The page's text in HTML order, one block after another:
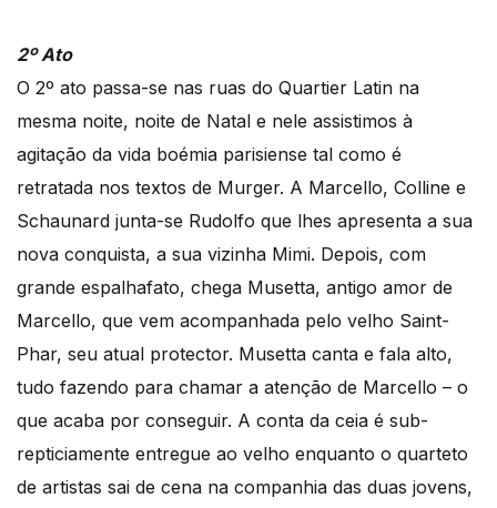
2º Ato
O 2º ato passa-se nas ruas do Quartier Latin na
mesma noite, noite de Natal e nele assistimos à
agitação da vida boémia parisiense tal como é
retratada nos textos de Murger. A Marcello, Colline e
Schaunard junta-se Rudolfo que lhes apresenta a sua
nova conquista, a sua vizinha Mimi. Depois, com
grande espalhafato, chega Musetta, antigo amor de
Marcello, que vem acompanhada pelo velho Saint-
Phar, seu atual protector. Musetta canta e fala alto,
tudo fazendo para chamar a atenção de Marcello – o
que acaba por conseguir. A conta da ceia é sub-
repticiamente entregue ao velho enquanto o quarteto
de artistas sai de cena na companhia das duas jovens,